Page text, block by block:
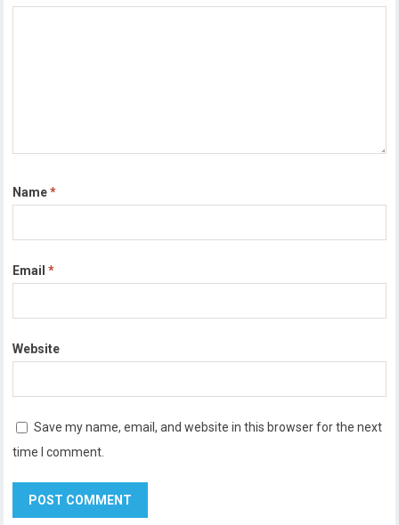
Name*
Email*
Website
Save my name, email, and website in this browser for the next
time I comment.